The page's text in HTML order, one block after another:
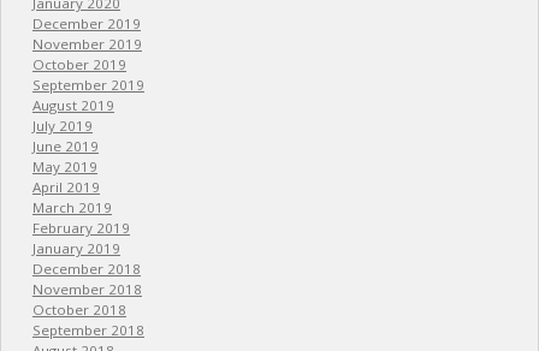
December 2019
November 2019
October 2019
September 2019
August 2019
July 2019
June 2019
May 2019
April 2019
March 2019
February 2019
January 2019
December 2018
November 2018
October 2018
September 2018